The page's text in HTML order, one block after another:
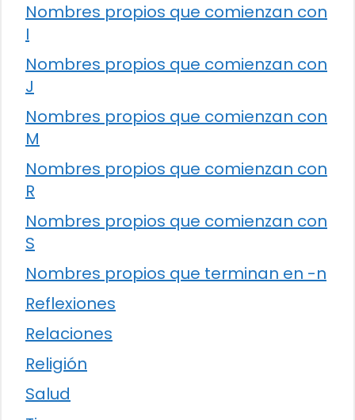
Nombres propios que comienzan con
I
Nombres propios que comienzan con
J
Nombres propios que comienzan con
M
Nombres propios que comienzan con
R
Nombres propios que comienzan con
S
Nombres propios que terminan en -n
Reflexiones
Relaciones
Religión
Salud